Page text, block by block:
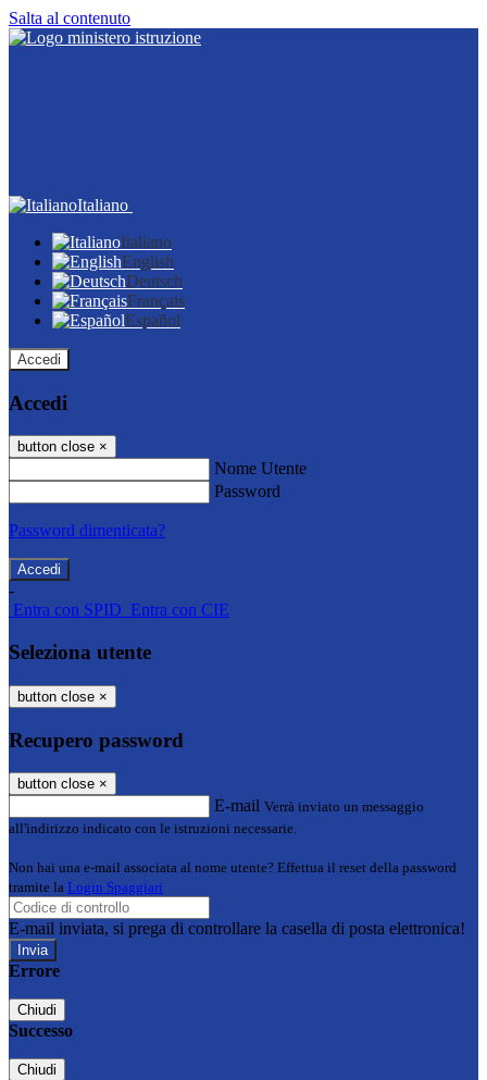
Salta al contenuto
Italiano
Italiano
English
Deutsch
Français
Español
Accedi
Accedi
button close ×
Nome Utente
Password
Password dimenticata?
-
Entra con SPID Entra con CIE
Seleziona utente
button close ×
Recupero password
button close ×
E-mail Verrà inviato un messaggio
all'indirizzo indicato con le istruzioni necessarie.
Non hai una e-mail associata al nome utente? Effettua il reset della password
tramite la Login Spaggiari
E-mail inviata, si prega di controllare la casella di posta elettronica!
Errore
Chiudi
Successo
Chiudi